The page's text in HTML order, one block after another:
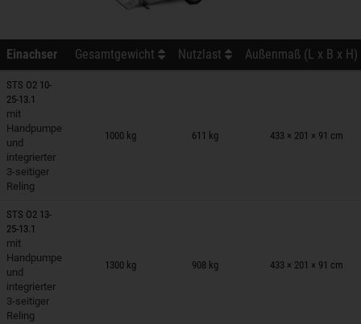
Einachser Gesamtgewicht Nutzlast Außenmaß (L x B x H)
STS O2 10-
25-13.1
mit
Handpumpe
und
integrierter
3-seitiger
Reling
1000 kg 611 kg 433 × 201 × 91 cm
auf Merkzettel
STS O2 13-
25-13.1
mit
Handpumpe
und
integrierter
3-seitiger
Reling
1300 kg 908 kg 433 × 201 × 91 cm
auf Merkzettel